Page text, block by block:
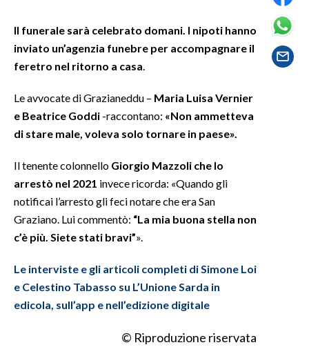
SARDI NEL MONDO
NOTIZIE
EVENTI
3 MINUTI CON
INSULARITÀ
INFO AZIENDE
ABBONATI
ANNUNCI
NECROLOGI
Il funerale sarà celebrato domani. I nipoti hanno
inviato un’agenzia funebre per accompagnare il
feretro nel ritorno a casa
Le avvocate di Grazianeddu – Maria Luisa Vernier
e Beatrice Goddi -raccontano: «Non ammetteva
di stare male, voleva solo tornare in paese».
Il tenente colonnello Giorgio Mazzoli che lo
arrestò nel 2021 invece ricorda: «Quando gli
notificai l’arresto gli feci notare che era San
Graziano. Lui commentò: “La mia buona stella non
c’è più. Siete stati bravi”».
Le interviste e gli articoli completi di Simone Loi
e Celestino Tabasso su L’Unione Sarda in
edicola, sull’app e nell’edizione digitale
© Riproduzione riservata